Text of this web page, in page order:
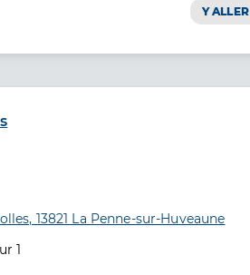
Y ALLER
de santé
13821 La Penne-sur-Huveaune
1